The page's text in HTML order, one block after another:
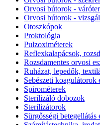
Orvosi bútorok -
Orvosi bútorok -
Otoszkópok
Proktológia
Pulzoximéterek
Reflexkalapácsok,
Rozsdamentes orvosi
Ruházat, lepedők,
Sebészeti koagulátorok
Spirométerek
Sterilizáló dobozok
Sterilizátorok
Sürgősségi betegellátás